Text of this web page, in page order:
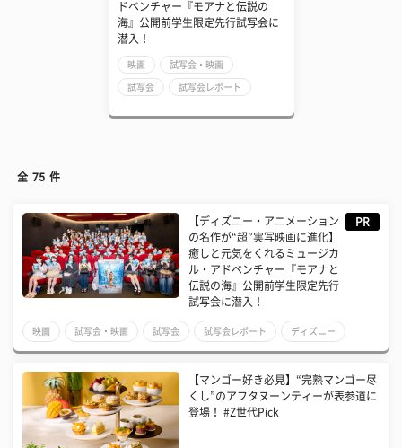
ドベンチャー『モアナと伝説の
海』公開前学生限定先行試写会に
潜入！
映画 試写会・映画
試写会 試写会レポート
全 75 件
【ディズニー・アニメーション
の名作が“超”実写映画に進化】
癒しと元気をくれるミュージカ
ル・アドベンチャー『モアナと
伝説の海』公開前学生限定先行
試写会に潜入！
PR
映画 試写会・映画 試写会 試写会レポート ディズニー
【マンゴー好き必見】“完熟マンゴー尽
くし”のアフタヌーンティーが表参道に
登場！ #Z世代Pick